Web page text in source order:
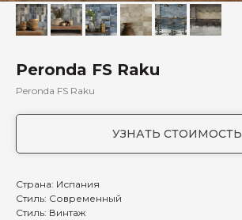
Peronda FS Raku
Peronda FS Raku
УЗНАТЬ СТОИМОСТЬ
Страна: Испания
Стиль: Современный
Стиль: Винтаж